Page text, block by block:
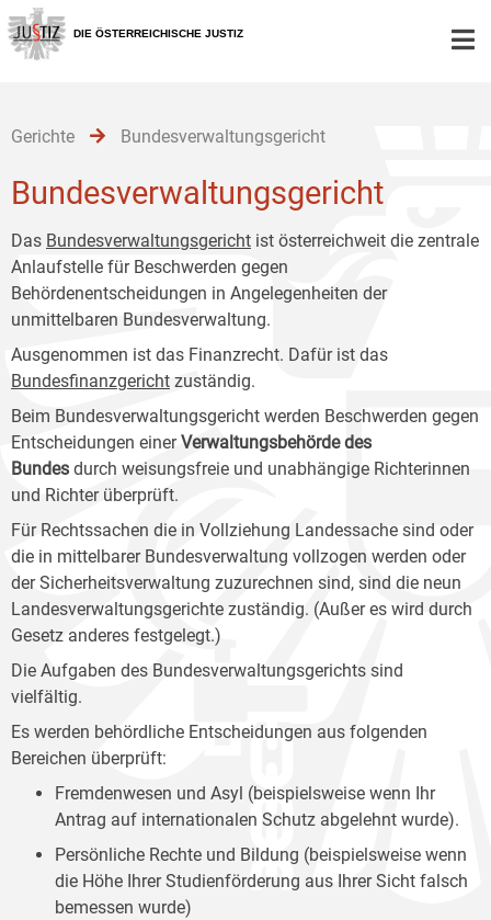
Zur
Hauptnavigation
[1]
Zum
Inhalt
[2]
Zum
Untermenü
[3]
DIE ÖSTERREICHISCHE JUSTIZ
Gerichte Bundesverwaltungsgericht
Bundesverwaltungsgericht
Das Bundesverwaltungsgericht ist österreichweit die zentrale
Anlaufstelle für Beschwerden gegen
Behördenentscheidungen in Angelegenheiten der
unmittelbaren Bundesverwaltung.
Ausgenommen ist das Finanzrecht. Dafür ist das
Bundesfinanzgericht zuständig.
Beim Bundesverwaltungsgericht werden Beschwerden gegen
Entscheidungen einerVerwaltungsbehörde des
Bundes durch weisungsfreie und unabhängige Richterinnen
und Richter überprüft.
Für Rechtssachen die in Vollziehung Landessache sind oder
die in mittelbarer Bundesverwaltung vollzogen werden oder
der Sicherheitsverwaltung zuzurechnen sind, sind die neun
Landesverwaltungsgerichte zuständig. (Außer es wird durch
Gesetz anderes festgelegt.)
Die Aufgaben des Bundesverwaltungsgerichts sind
vielfältig.
Es werden behördliche Entscheidungen aus folgenden
Bereichen überprüft:
Fremdenwesen und Asyl (beispielsweise wenn Ihr
Antrag auf internationalen Schutz abgelehnt wurde).
Persönliche Rechte und Bildung (beispielsweise wenn
die Höhe Ihrer Studienförderung aus Ihrer Sicht falsch
bemessen wurde)